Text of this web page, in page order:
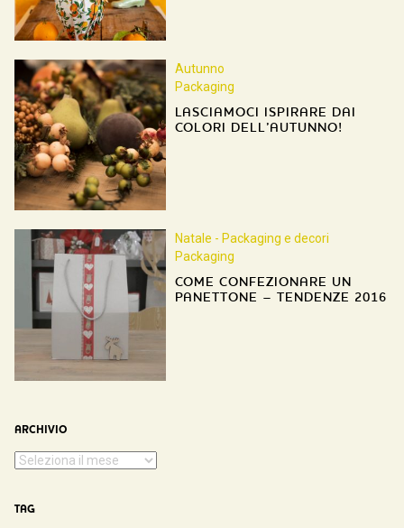
Autunno
Packaging
LASCIAMOCI ISPIRARE DAI
COLORI DELL’AUTUNNO!
Natale - Packaging e decori
Packaging
COME CONFEZIONARE UN
PANETTONE – TENDENZE 2016
ARCHIVIO
TAG